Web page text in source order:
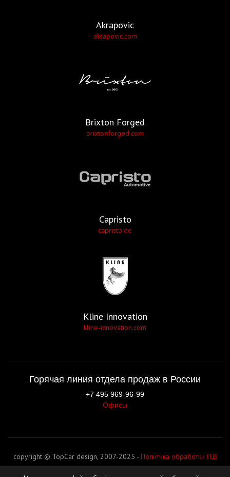
Akrapovic
akrapovic.com
Brixton Forged
brixtonforged.com
Capristo
capristo.de
Kline Innovation
kline-innovation.com
Горячая линия отдела продаж в России
+7 495 969-96-99
Офисы
copyright © TopCar design, 2007-2025 - Политика обработки ПД